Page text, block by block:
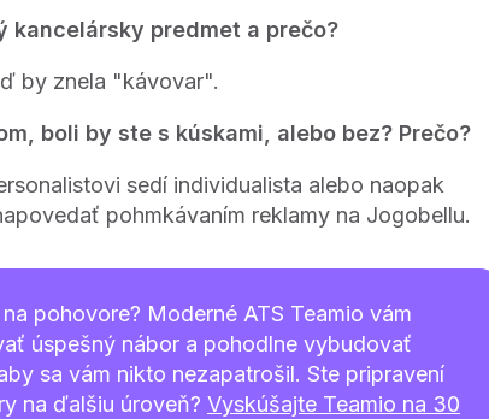
kancelársky predmet a prečo?
by znela "kávovar".
boli by ste s kúskami, alebo bez? Prečo?
sedí individualista alebo naopak
pohmkávaním reklamy na Jogobellu.
pohovore? Moderné ATS Teamio vám
úspešný nábor a pohodlne vybudovať
sa vám nikto nezapatrošil. Ste pripravení
na ďalšiu úroveň? Vyskúšajte Teamio na 30